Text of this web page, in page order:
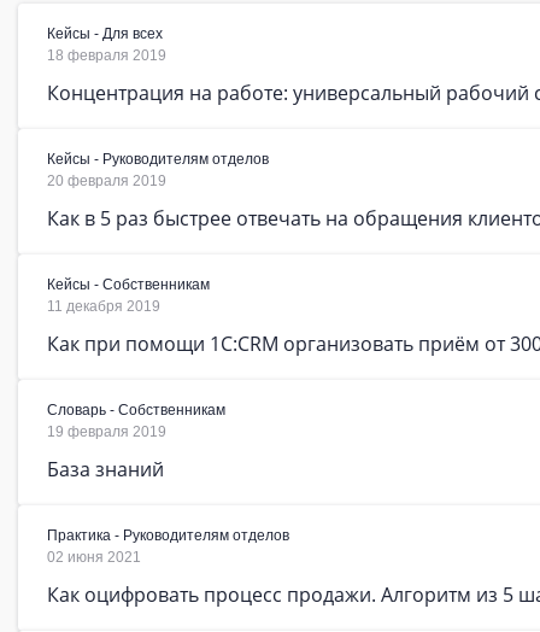
Кейсы - Для всех
18 февраля 2019
Концентрация на работе: универсальный рабочий
Кейсы - Руководителям отделов
20 февраля 2019
Как в 5 раз быстрее отвечать на обращения
Кейсы - Собственникам
11 декабря 2019
Как при помощи 1C:CRM организовать приём от
Словарь - Собственникам
19 февраля 2019
База знаний
Практика - Руководителям отделов
02 июня 2021
Как оцифровать процесс продажи. Алгоритм из 5